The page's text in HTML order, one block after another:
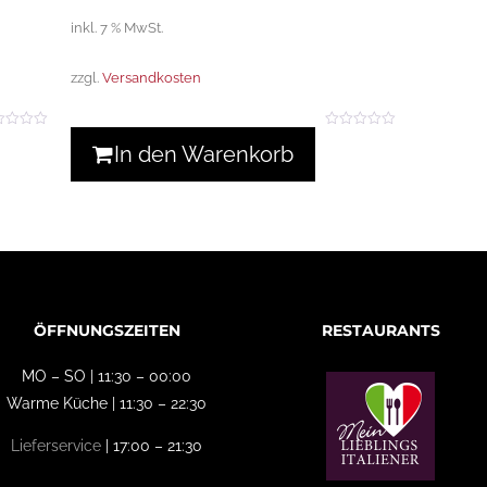
inkl. 7 % MwSt.
zzgl. Versandkosten
In den Warenkorb
ÖFFNUNGSZEITEN
MO – SO | 11:30 – 00:00
Warme Küche | 11:30 – 22:30
Lieferservice | 17:00 – 21:30
RESTAURANTS